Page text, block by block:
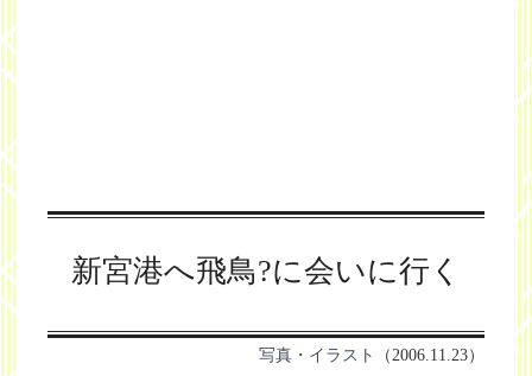
新宮港へ飛鳥?に会いに行く
写真・イラスト （2006.11.23）